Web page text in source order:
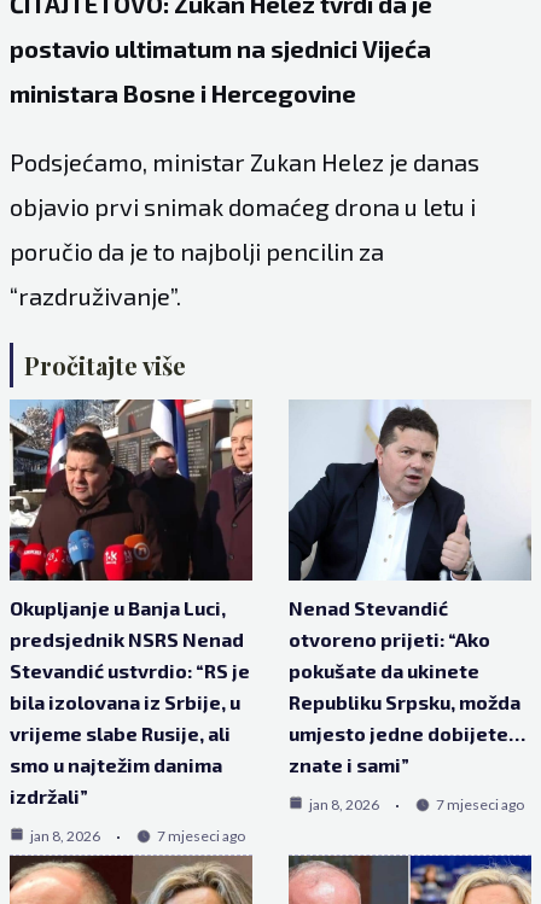
postavio ultimatum na sjednici Vijeća
ministara Bosne i Hercegovine
Podsjećamo, ministar Zukan Helez je danas
objavio prvi snimak domaćeg drona u letu i
poručio da je to najbolji pencilin za
“razdruživanje”.
Pročitajte više
Okupljanje u Banja Luci,
predsjednik NSRS Nenad
Stevandić ustvrdio: “RS je
bila izolovana iz Srbije, u
vrijeme slabe Rusije, ali
smo u najtežim danima
izdržali”
jan 8, 2026 7 mjeseci ago
Nenad Stevandić
otvoreno prijeti: “Ako
pokušate da ukinete
Republiku Srpsku, možda
umjesto jedne dobijete…
znate i sami”
jan 8, 2026 7 mjeseci ago